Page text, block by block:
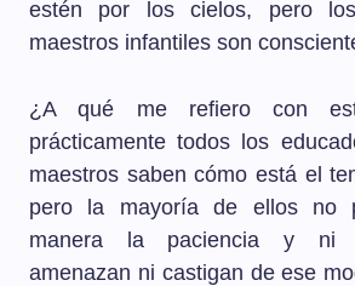
estén por los cielos, pero
maestros infantiles son
¿A qué me refiero con
prácticamente todos los
maestros saben cómo está el
pero la mayoría de ellos no
manera la paciencia y ni
amenazan ni castigan de ese